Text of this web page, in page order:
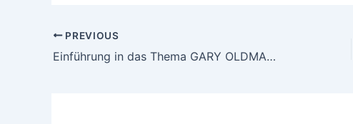
Post
navigation
PREVIOUS
Einführung in das Thema GARY OLDMAN EHEPARTNERIN